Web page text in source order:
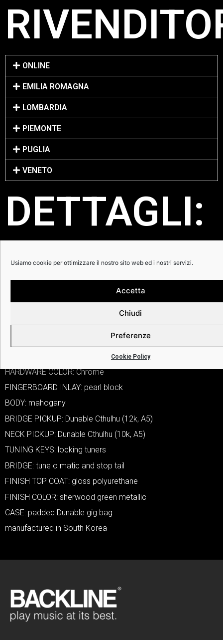
Usiamo cookie per ottimizzare il nostro sito web ed i nostri servizi.
Accetta
Chiudi
Preferenze
Cookie Policy
ONLINE
EMILIA ROMAGNA
LOMBARDIA
PIEMONTE
PUGLIA
VENETO
DETTAGLI:
NECK PROFILE: 1.65″ nut width, Medium “C” profile
NECK: mahogany | ebony | white binding
SIDE DOTS: standard
VOLUME CONTROLS: one volume
HARDWARE COLOR: Chrome
FINGERBOARD INLAY: pearl block
BODY: mahogany
BRIDGE PICKUP: Dunable Cthulhu (12k, A5)
NECK PICKUP: Dunable Cthulhu (10k, A5)
TUNING KEYS: locking tuners
BRIDGE: tune o matic and stop tail
FINISH TOP COAT: gloss polyurethane
FINISH COLOR: sherwood green metallic
CASE: padded Dunable gig bag
manufactured in South Korea